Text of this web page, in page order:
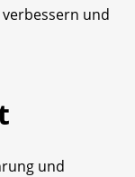
und
und